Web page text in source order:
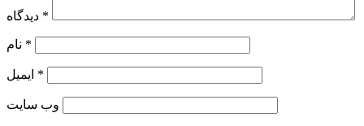
*
*
*
وب‌ سایت